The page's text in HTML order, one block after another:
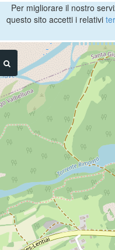
Per migliorare il nostro
questo sito accetti i relativi